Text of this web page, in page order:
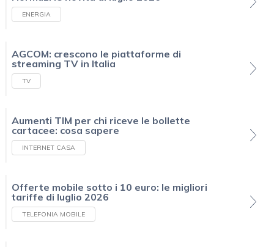
ENERGIA
AGCOM: crescono le piattaforme di
streaming TV in Italia
TV
Aumenti TIM per chi riceve le bollette
cartacee: cosa sapere
INTERNET CASA
Offerte mobile sotto i 10 euro: le migliori
tariffe di luglio 2026
TELEFONIA MOBILE